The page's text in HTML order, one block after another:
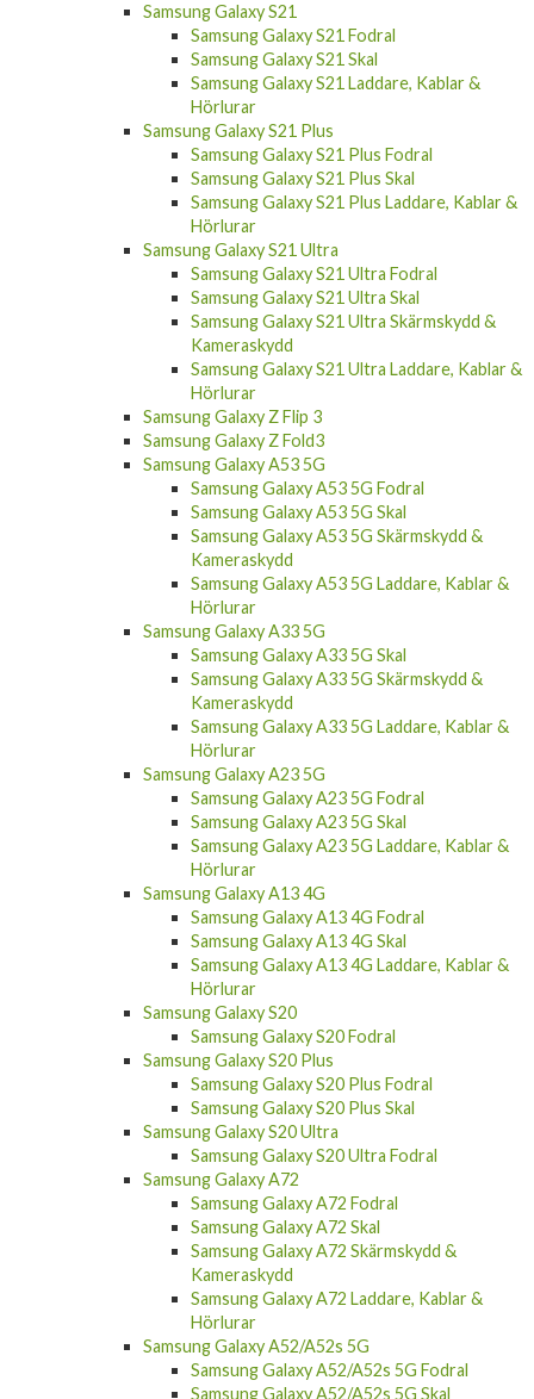
Samsung Galaxy S21
Samsung Galaxy S21 Fodral
Samsung Galaxy S21 Skal
Samsung Galaxy S21 Laddare, Kablar &
Hörlurar
Samsung Galaxy S21 Plus
Samsung Galaxy S21 Plus Fodral
Samsung Galaxy S21 Plus Skal
Samsung Galaxy S21 Plus Laddare, Kablar &
Hörlurar
Samsung Galaxy S21 Ultra
Samsung Galaxy S21 Ultra Fodral
Samsung Galaxy S21 Ultra Skal
Samsung Galaxy S21 Ultra Skärmskydd &
Kameraskydd
Samsung Galaxy S21 Ultra Laddare, Kablar &
Hörlurar
Samsung Galaxy Z Flip 3
Samsung Galaxy Z Fold3
Samsung Galaxy A53 5G
Samsung Galaxy A53 5G Fodral
Samsung Galaxy A53 5G Skal
Samsung Galaxy A53 5G Skärmskydd &
Kameraskydd
Samsung Galaxy A53 5G Laddare, Kablar &
Hörlurar
Samsung Galaxy A33 5G
Samsung Galaxy A33 5G Skal
Samsung Galaxy A33 5G Skärmskydd &
Kameraskydd
Samsung Galaxy A33 5G Laddare, Kablar &
Hörlurar
Samsung Galaxy A23 5G
Samsung Galaxy A23 5G Fodral
Samsung Galaxy A23 5G Skal
Samsung Galaxy A23 5G Laddare, Kablar &
Hörlurar
Samsung Galaxy A13 4G
Samsung Galaxy A13 4G Fodral
Samsung Galaxy A13 4G Skal
Samsung Galaxy A13 4G Laddare, Kablar &
Hörlurar
Samsung Galaxy S20
Samsung Galaxy S20 Fodral
Samsung Galaxy S20 Plus
Samsung Galaxy S20 Plus Fodral
Samsung Galaxy S20 Plus Skal
Samsung Galaxy S20 Ultra
Samsung Galaxy S20 Ultra Fodral
Samsung Galaxy A72
Samsung Galaxy A72 Fodral
Samsung Galaxy A72 Skal
Samsung Galaxy A72 Skärmskydd &
Kameraskydd
Samsung Galaxy A72 Laddare, Kablar &
Hörlurar
Samsung Galaxy A52/A52s 5G
Samsung Galaxy A52/A52s 5G Fodral
Samsung Galaxy A52/A52s 5G Skal